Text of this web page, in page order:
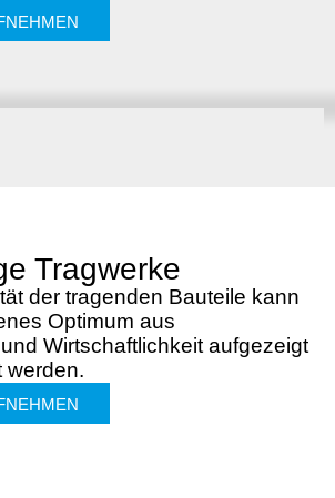
Tragwerke
der tragenden Bauteile kann
Optimum aus
Wirtschaftlichkeit aufgezeigt
werden.